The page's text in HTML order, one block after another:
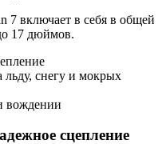
7 включает в себя в общей
17 дюймов.
льду, снегу и мокрых
вождении
сцепление